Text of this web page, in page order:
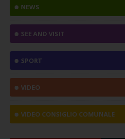
NEWS
SEE AND VISIT
SPORT
VIDEO
VIDEO CONSIGLIO COMUNALE